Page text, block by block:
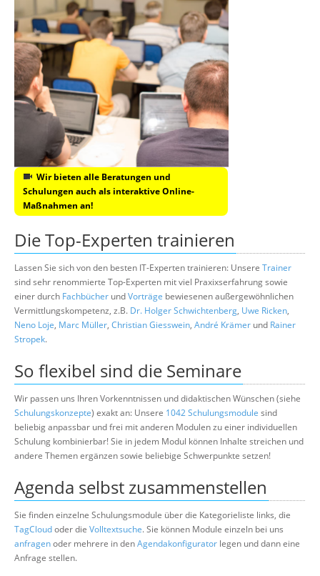
Wir bieten alle Beratungen und
Schulungen auch als interaktive Online-
Maßnahmen an!
Die Top-Experten trainieren
Lassen Sie sich von den besten IT-Experten trainieren: Unsere Trainer
sind sehr renommierte Top-Experten mit viel Praxixserfahrung sowie
einer durch Fachbücher undVorträge bewiesenen außergewöhnlichen
Vermittlungskompetenz, z.B. Dr. Holger Schwichtenberg, Uwe Ricken,
Neno Loje, Marc Müller, Christian Giesswein, André Krämer und Rainer
Stropek.
So flexibel sind die Seminare
Wir passen uns Ihren Vorkenntnissen und didaktischen Wünschen (siehe
Schulungskonzepte) exakt an: Unsere 1042 Schulungsmodule sind
beliebig anpassbar und frei mit anderen Modulen zu einer individuellen
Schulung kombinierbar! Sie in jedem Modul können Inhalte streichen und
andere Themen ergänzen sowie beliebige Schwerpunkte setzen!
Agenda selbst zusammenstellen
Sie finden einzelne Schulungsmodule über die Kategorieliste links, die
TagCloudoder die Volltextsuche. Sie können Module einzeln bei uns
anfragenoder mehrere in denAgendakonfigurator legen und dann eine
Anfrage stellen.